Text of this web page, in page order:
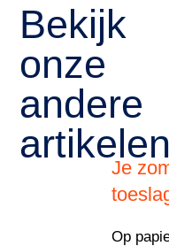
Bekijk
onze
andere
artikelen
Je
Op